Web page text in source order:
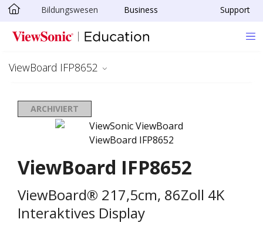
Skip to main content
Bildungswesen Business Support
ViewBoard IFP8652
ARCHIVIERT
ViewBoard IFP8652
ViewBoard® 217,5cm, 86Zoll 4K
Interaktives Display